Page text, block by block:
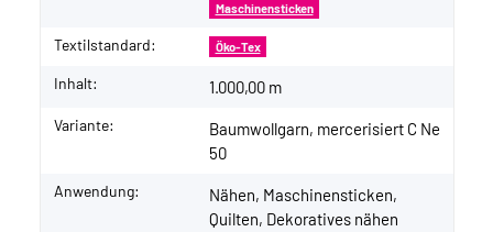
Maschinensticken
Textilstandard: Öko-Tex
Inhalt: 1.000,00 m
Variante:
Baumwollgarn, mercerisiert C Ne
50
Anwendung:
Nähen, Maschinensticken,
Quilten, Dekoratives nähen